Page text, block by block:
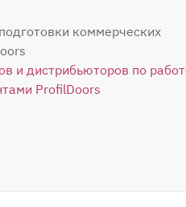
коммерческих
и дистрибьюторов по
РrоfilDооrs